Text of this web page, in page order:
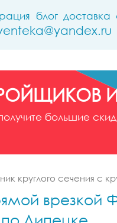
блог доставка
большие
круглого сечения с